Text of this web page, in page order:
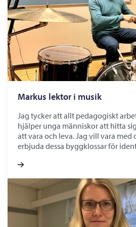
Markus lektor i musik
Jag tycker att allt pedagogiskt
hjälper unga människor att hitta
att vara och leva. Jag vill vara med
erbjuda dessa byggklossar för